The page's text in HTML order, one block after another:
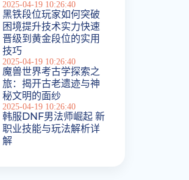
2025-04-19 10:26:40
黑铁段位玩家如何突破
困境提升技术实力快速
晋级到黄金段位的实用
技巧
2025-04-19 10:26:40
魔兽世界考古学探索之
旅：揭开古老遗迹与神
秘文明的面纱
2025-04-19 10:26:40
韩服DNF男法师崛起 新
职业技能与玩法解析详
解